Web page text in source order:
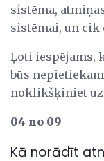
sistēma,
sistēmai, un cik
Ļoti iespējams,
būs
noklikšķiniet uz
04 no 09
Kā norādīt